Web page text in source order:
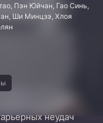
Пэн Юйчан, Гао Синь,
Ши Минцзэ, Хлоя
неудач